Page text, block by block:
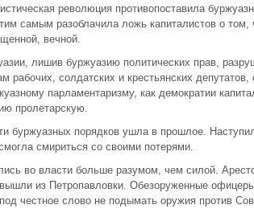
революция противопоставила
самым разоблачила ложь капиталистов о том,
вечной.
лишив буржуазию политических прав,
рабочих, солдатских и крестьянских
парламентаризму, как демократии
пролетарскую.
буржуазных порядков ушла в прошлое.
смириться со своими потерями.
во власти больше разумом, чем силой.
вышли из Петропавловки. Обезоруженные
честное слово не подымать оружия против